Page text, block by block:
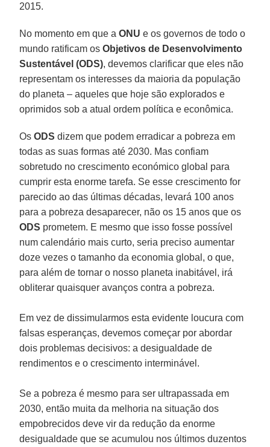
2015.
No momento em que aONU e os governos de todo o
mundo ratificam osObjetivos de Desenvolvimento
Sustentável (ODS), devemos clarificar que eles não
representam os interesses da maioria da população
do planeta – aqueles que hoje são explorados e
oprimidos sob a atual ordem política e econômica.
OsODS dizem que podem erradicar a pobreza em
todas as suas formas até 2030. Mas confiam
sobretudo no crescimento económico global para
cumprir esta enorme tarefa. Se esse crescimento for
parecido ao das últimas décadas, levará 100 anos
para a pobreza desaparecer, não os 15 anos que os
ODS prometem. E mesmo que isso fosse possível
num calendário mais curto, seria preciso aumentar
doze vezes o tamanho da economia global, o que,
para além de tornar o nosso planeta inabitável, irá
obliterar quaisquer avanços contra a pobreza.
Em vez de dissimularmos esta evidente loucura com
falsas esperanças, devemos começar por abordar
dois problemas decisivos: a desigualdade de
rendimentos e o crescimento interminável.
Se a pobreza é mesmo para ser ultrapassada em
2030, então muita da melhoria na situação dos
empobrecidos deve vir da redução da enorme
desigualdade que se acumulou nos últimos duzentos